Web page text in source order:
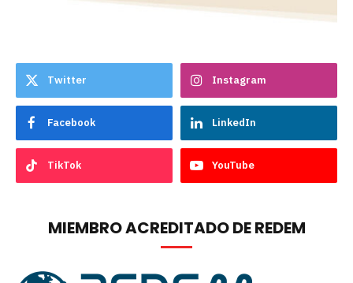
Twitter Instagram
Facebook LinkedIn
TikTok YouTube
MIEMBRO ACREDITADO DE REDEM